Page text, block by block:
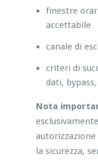
finestre
accettabile
canale di
criteri di
dati,
Nota
la sicurezza,